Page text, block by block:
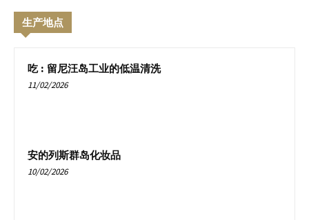
生产地点
吃 : 留尼汪岛工业的低温清洗
11/02/2026
安的列斯群岛化妆品
10/02/2026